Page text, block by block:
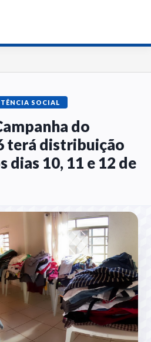
SOCIAL
do
terá distribuição
dias 10, 11 e 12 de